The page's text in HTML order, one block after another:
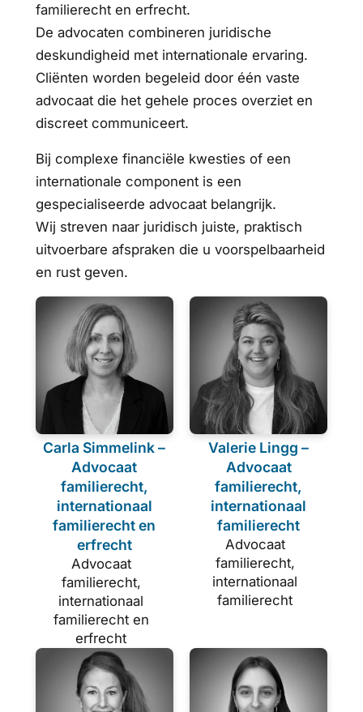
familierecht en erfrecht.
De advocaten combineren juridische
deskundigheid met internationale ervaring.
Cliënten worden begeleid door één vaste
advocaat die het gehele proces overziet en
discreet communiceert.
Bij complexe financiële kwesties of een
internationale component is een
gespecialiseerde advocaat belangrijk.
Wij streven naar juridisch juiste, praktisch
uitvoerbare afspraken die u voorspelbaarheid
en rust geven.
Carla Simmelink –
Advocaat
familierecht,
internationaal
familierecht en
erfrecht
Advocaat
familierecht,
internationaal
familierecht en
erfrecht
Valerie Lingg –
Advocaat
familierecht,
internationaal
familierecht
Advocaat
familierecht,
internationaal
familierecht